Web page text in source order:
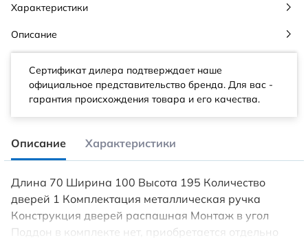
Характеристики
Описание
Сертификат дилера подтверждает наше
официальное представительство бренда. Для вас -
гарантия происхождения товара и его качества.
Описание Характеристики
Длина 70 Ширина 100 Высота 195 Количество
дверей 1 Комплектация металлическая ручка
Конструкция дверей распашная Монтаж в угол
Поддон в комплекте нет, приобретается отдельно